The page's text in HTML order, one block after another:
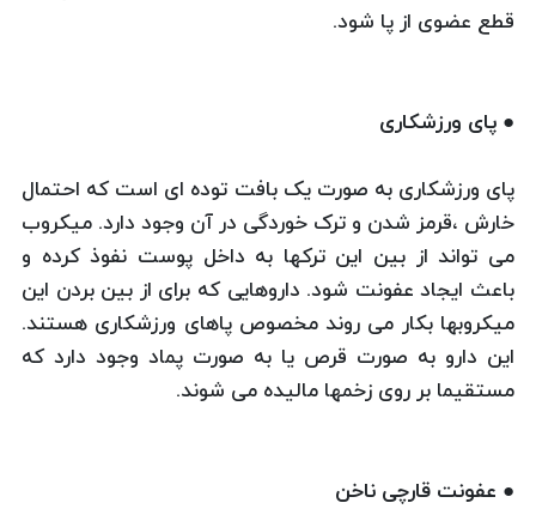
قطع عضوی از پا شود.
● پای ورزشکاری
پای ورزشکاری به صورت یک بافت توده ای است که احتمال
خارش ،قرمز شدن و ترک خوردگی در آن وجود دارد. میکروب
می تواند از بین این ترکها به داخل پوست نفوذ کرده و
باعث ایجاد عفونت شود. داروهایی که برای از بین بردن این
میکروبها بکار می روند مخصوص پاهای ورزشکاری هستند.
این دارو به صورت قرص یا به صورت پماد وجود دارد که
مستقیما بر روی زخمها مالیده می شوند.
● عفونت قارچی ناخن